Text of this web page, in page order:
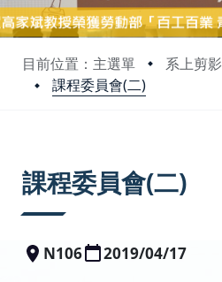
目前位置：主選單 系上剪影
課程委員會(二)
課程委員會(二)
N106 2019/04/17